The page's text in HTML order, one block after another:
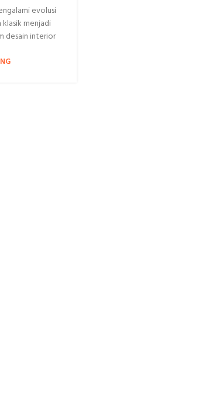
evolusi
klasik menjadi
desain interior